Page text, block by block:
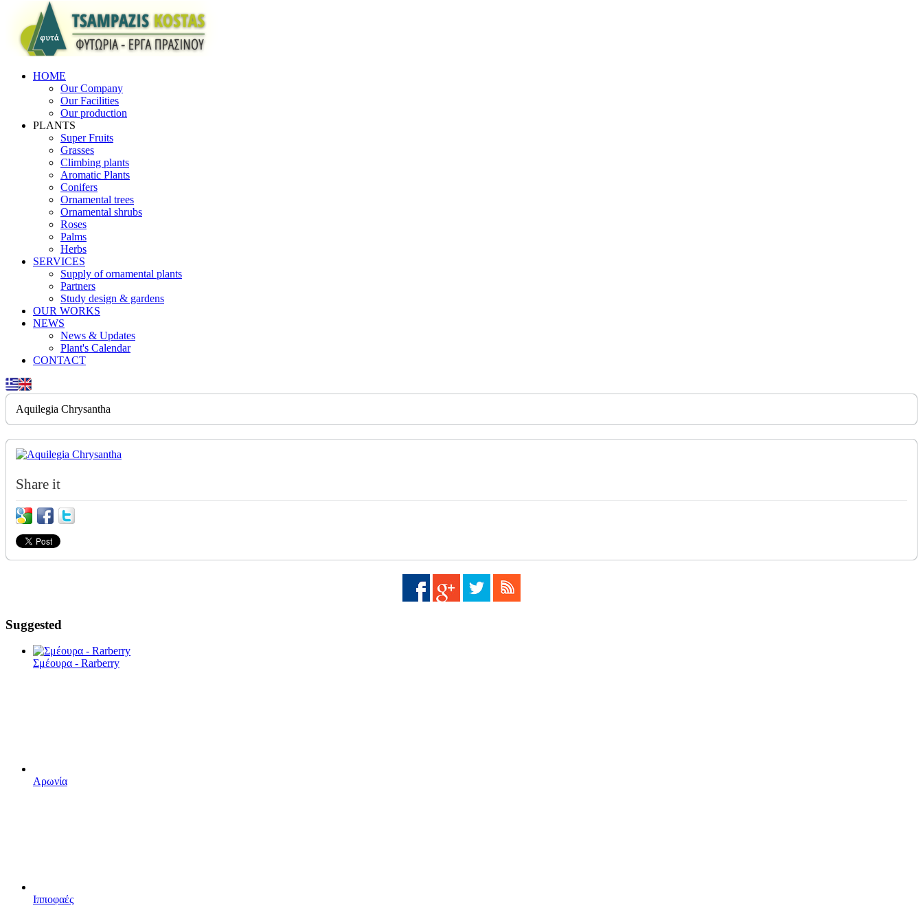
HOME
Our Company
Our Facilities
Our production
PLANTS
Super Fruits
Grasses
Climbing plants
Aromatic Plants
Conifers
Ornamental trees
Ornamental shrubs
Roses
Palms
Herbs
SERVICES
Supply of ornamental plants
Partners
Study design & gardens
OUR WORKS
NEWS
News & Updates
Plant's Calendar
CONTACT
Aquilegia Chrysantha
Share it
Suggested
Σμέουρα - Rarberry
Αρωνία
Ιπποφαές